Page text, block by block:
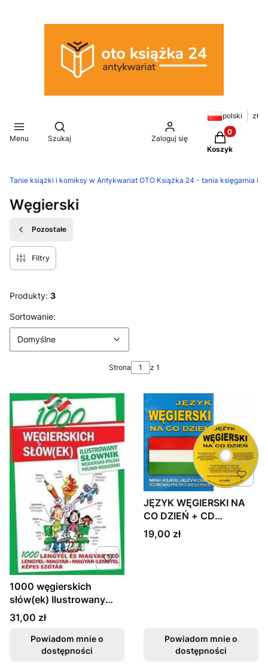
Menu
Otwórz wyszukiwarkę
Szukaj Zaloguj się
polski zł
Produkty w
Koszyk
Tanie książki i komiksy w Antykwariat OTO Książka 24 - tania księgarnia
Węgierski
Pozostałe
Filtry
Produkty: 3
Lista produktów
Sortowanie:
Domyślne
Strona z 1
1000 węgierskich
słów(ek) Ilustrowany
słownik węg
Cena
31,00 zł
Powiadom mnie o
dostępności
JĘZYK WĘGIERSKI NA
CO DZIEŃ + CD
ROZMÓWKI
Cena
19,00 zł
Powiadom mnie o
dostępności